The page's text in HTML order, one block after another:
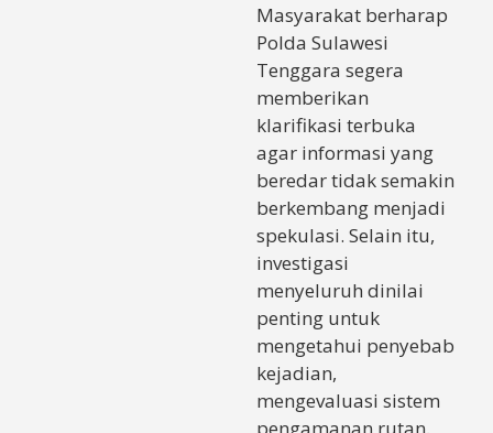
Masyarakat berharap
Polda Sulawesi
Tenggara segera
memberikan
klarifikasi terbuka
agar informasi yang
beredar tidak semakin
berkembang menjadi
spekulasi. Selain itu,
investigasi
menyeluruh dinilai
penting untuk
mengetahui penyebab
kejadian,
mengevaluasi sistem
pengamanan rutan,